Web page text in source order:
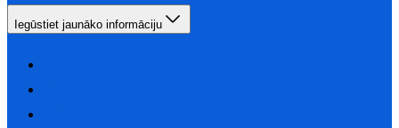
Iegūstiet jaunāko informāciju